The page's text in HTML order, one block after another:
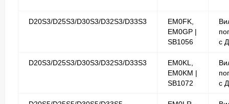
D20S3/D25S3/D30S3/D32S3/D33S3
EM0FK,
EM0GP |
SB1056
с
D20S3/D25S3/D30S3/D32S3/D33S3
EM0KL,
EM0KM |
SB1072
с